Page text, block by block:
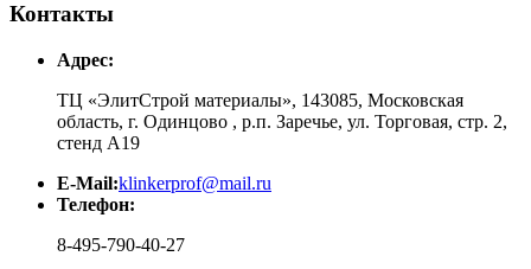
Контакты
Адрес:
ТЦ «ЭлитСтрой материалы», 143085, Московская
область, г. Одинцово , р.п. Заречье, ул. Торговая, стр. 2,
стенд А19
E-Mail:klinkerprof@mail.ru
Телефон:
8-495-790-40-27